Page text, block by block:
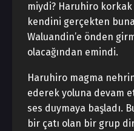
miydi? Haruhiro
kendini gerçekten
Waluandin’e önden
olacağından emindi.
Haruhiro magma
ederek yoluna devam
ses duymaya başladı.
bir çatı olan bir grup